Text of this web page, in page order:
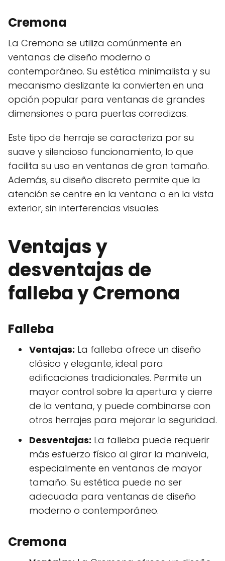
Cremona
La Cremona se utiliza comúnmente en
ventanas de diseño moderno o
contemporáneo. Su estética minimalista y su
mecanismo deslizante la convierten en una
opción popular para ventanas de grandes
dimensiones o para puertas corredizas.
Este tipo de herraje se caracteriza por su
suave y silencioso funcionamiento, lo que
facilita su uso en ventanas de gran tamaño.
Además, su diseño discreto permite que la
atención se centre en la ventana o en la vista
exterior, sin interferencias visuales.
Ventajas y
desventajas de
falleba y Cremona
Falleba
Ventajas: La falleba ofrece un diseño
clásico y elegante, ideal para
edificaciones tradicionales. Permite un
mayor control sobre la apertura y cierre
de la ventana, y puede combinarse con
otros herrajes para mejorar la seguridad.
Desventajas: La falleba puede requerir
más esfuerzo físico al girar la manivela,
especialmente en ventanas de mayor
tamaño. Su estética puede no ser
adecuada para ventanas de diseño
moderno o contemporáneo.
Cremona